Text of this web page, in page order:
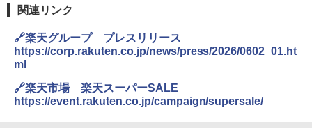
関連リンク
🔗楽天グループ プレスリリース
https://corp.rakuten.co.jp/news/press/2026/0602_01.ht
ml
🔗楽天市場 楽天スーパーSALE
https://event.rakuten.co.jp/campaign/supersale/